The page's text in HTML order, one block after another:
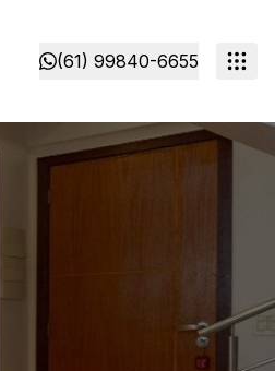
(61) 99840-6655